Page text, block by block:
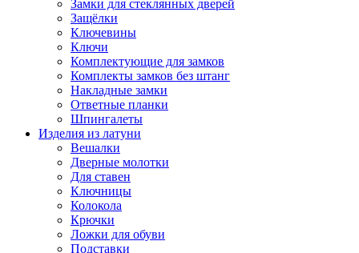
Замки для стеклянных дверей
Защёлки
Ключевины
Ключи
Комплектующие для замков
Комплекты замков без штанг
Накладные замки
Ответные планки
Шпингалеты
Изделия из латуни
Вешалки
Дверные молотки
Для ставен
Ключницы
Колокола
Крючки
Ложки для обуви
Подставки